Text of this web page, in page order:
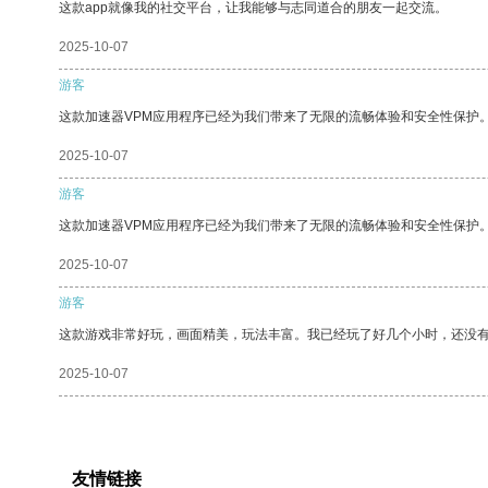
这款app就像我的社交平台，让我能够与志同道合的朋友一起交流。
2025-10-07
游客
这款加速器VPM应用程序已经为我们带来了无限的流畅体验和安全性保护。
2025-10-07
游客
这款加速器VPM应用程序已经为我们带来了无限的流畅体验和安全性保护。
2025-10-07
游客
这款游戏非常好玩，画面精美，玩法丰富。我已经玩了好几个小时，还没有
2025-10-07
友情链接